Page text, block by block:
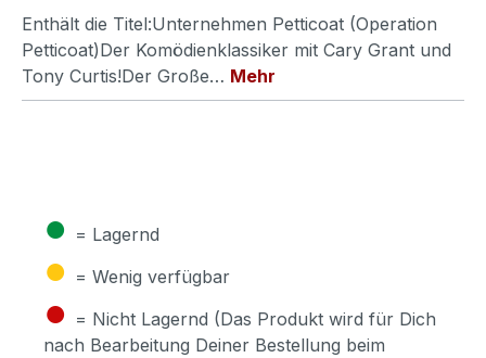
Enthält die Titel:Unternehmen Petticoat (Operation
Petticoat)Der Komödienklassiker mit Cary Grant und
Tony Curtis!Der Große… Mehr
● = Lagernd
● = Wenig verfügbar
● = Nicht Lagernd (Das Produkt wird für Dich
nach Bearbeitung Deiner Bestellung beim